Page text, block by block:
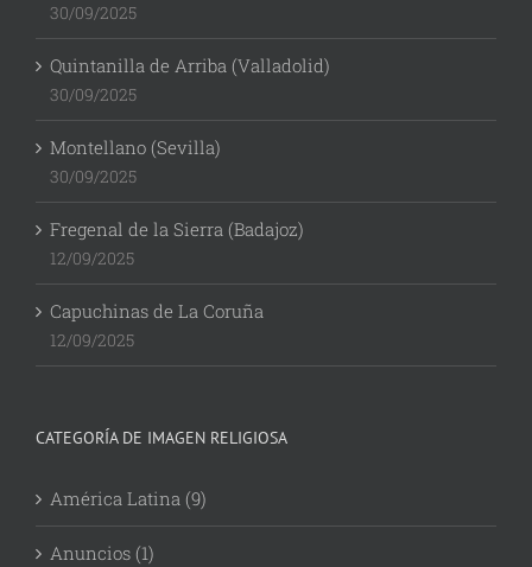
30/09/2025
Quintanilla de Arriba (Valladolid)
30/09/2025
Montellano (Sevilla)
30/09/2025
Fregenal de la Sierra (Badajoz)
12/09/2025
Capuchinas de La Coruña
12/09/2025
CATEGORÍA DE IMAGEN RELIGIOSA
América Latina (9)
Anuncios (1)